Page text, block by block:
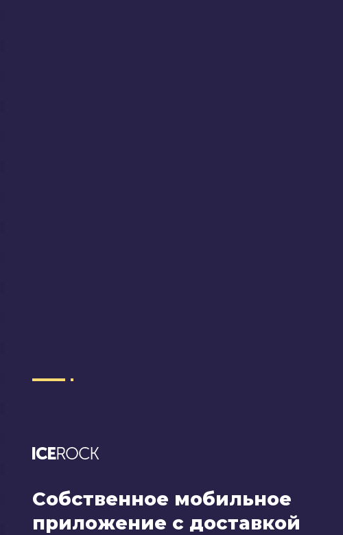
Собственное мобильное
приложение с доставкой